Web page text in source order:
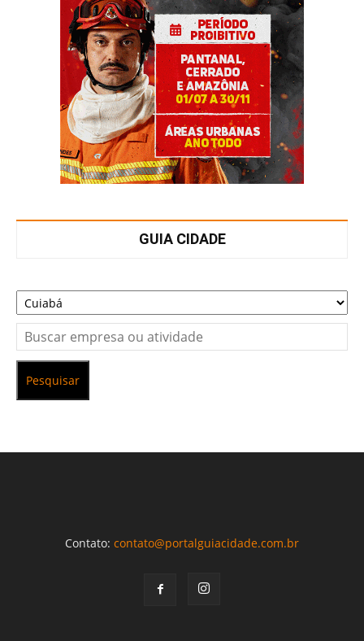
GUIA CIDADE
Pesquisar
Contato: contato@portalguiacidade.com.br